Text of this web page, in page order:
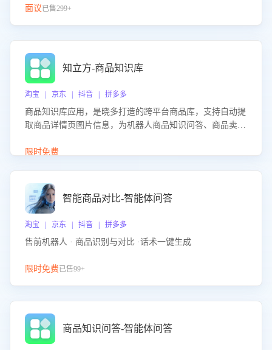
面议已售299+
知立方-商品知识库
淘宝 | 京东 | 抖音 | 拼多多
商品知识库应用，是晓多打造的跨平台商品库，支持自动提
取商品详情页图片信息，为机器人商品知识问答、商品卖点
限时免费
智能商品对比-智能体问答
淘宝 | 京东 | 抖音 | 拼多多
售前机器人 · 商品识别与对比 ·话术一键生成
限时免费已售99+
商品知识问答-智能体问答